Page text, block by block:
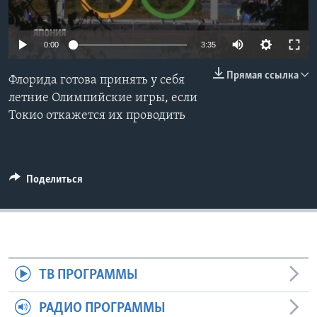
Learning English
0:00 3:35
Прямая ссылка
Флорида готова принять у себя
летние Олимпийские игры, если
Токио откажется их проводить
Поделиться
ТВ ПРОГРАММЫ
РАДИО ПРОГРАММЫ